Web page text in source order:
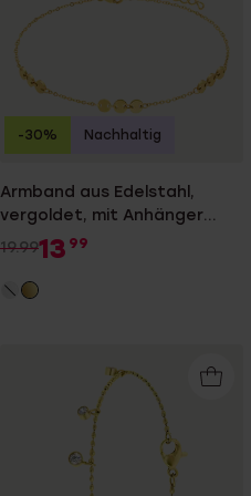
Armband aus Edelstahl,
vergoldet, mit Anhänger
flach/rund
19.9913 99
-30% Nachhaltig